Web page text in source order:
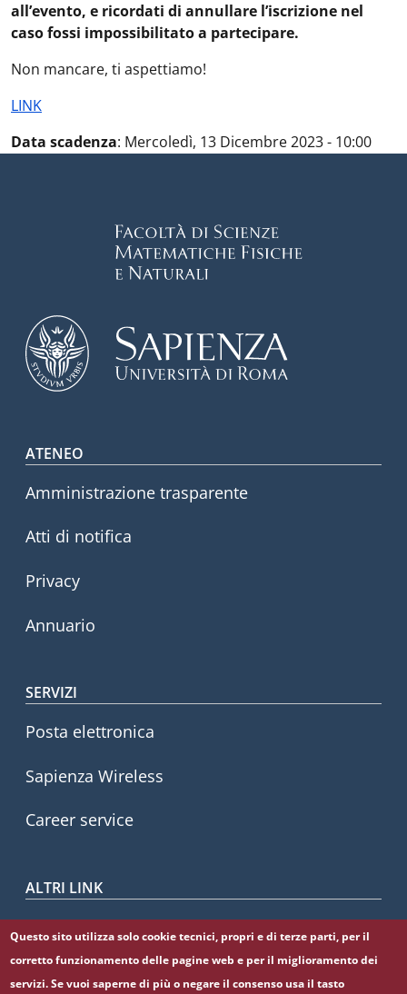
all’evento, e ricordati di annullare l’iscrizione nel
caso fossi impossibilitato a partecipare.
Non mancare, ti aspettiamo!
LINK
Data scadenza: Mercoledì, 13 Dicembre 2023 - 10:00
Footer menu
ATENEO
Amministrazione trasparente
Atti di notifica
Privacy
Annuario
SERVIZI
Posta elettronica
Sapienza Wireless
Career service
ALTRI LINK
CIAO
Sapienza Store
Questo sito utilizza solo cookie tecnici, propri e di terze parti, per il
corretto funzionamento delle pagine web e per il miglioramento dei
servizi. Se vuoi saperne di più o negare il consenso usa il tasto